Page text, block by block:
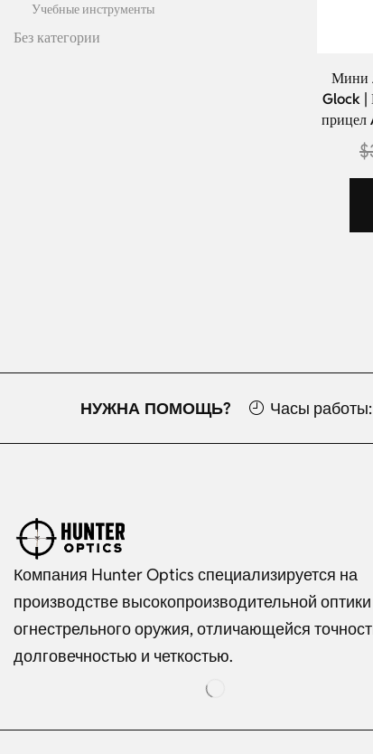
Мини
Glock |
прицел
$
Учебные инструменты
Без категории
НУЖНА ПОМОЩЬ? Часы работы:
Компания Hunter Optics специализируется на
производстве высокопроизводительной
огнестрельного оружия, отличающейся
долговечностью и четкостью.